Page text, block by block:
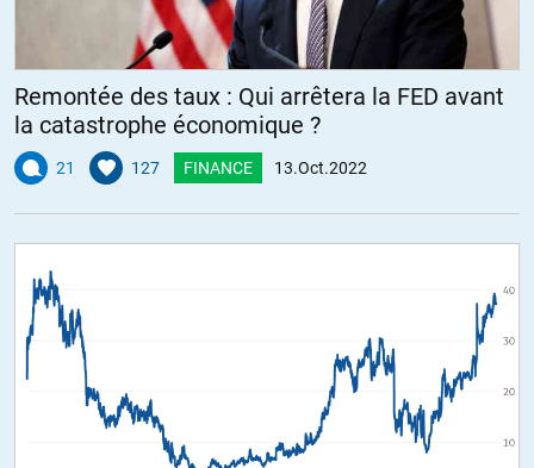
Remontée des taux : Qui arrêtera la FED avant
la catastrophe économique ?
21 127 FINANCE 13.Oct.2022